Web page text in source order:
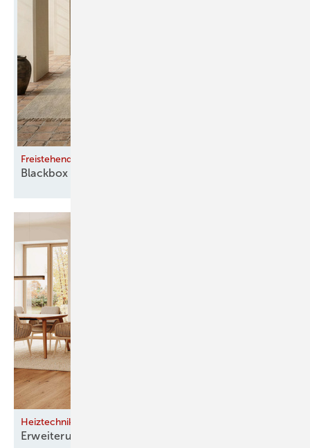
Freistehend für zeitgenössische Interieurs
Blackbox 70
Heiztechnik im Bestand
Erweiterung statt